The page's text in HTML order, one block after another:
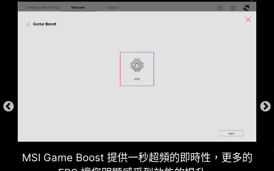
MSI Game Boost 提供一秒超頻的即時性，更多的
DDR 記憶體插槽